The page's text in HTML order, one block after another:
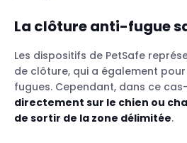
La clôture anti-fugue
Les dispositifs de PetSafe
de clôture, qui a également
fugues. Cependant, dans ce
directement sur le chien ou
de sortir de la zone délimitée.